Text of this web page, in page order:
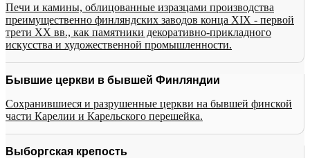
Печи и камины, облицованные изразцами производства
преимущественно финляндских заводов конца XIX - первой
трети XX вв., как памятники декоративно-прикладного
искусства и художественной промышленности.
Бывшие церкви в бывшей Финляндии
Сохранившиеся и разрушенные церкви на бывшей финской
части Карелии и Карельского перешейка.
Выборгская крепость